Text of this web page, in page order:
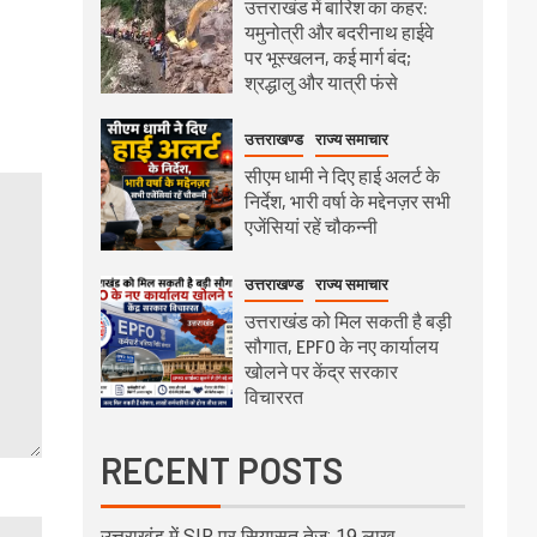
उत्तराखंड में बारिश का कहर:
यमुनोत्री और बदरीनाथ हाईवे
पर भूस्खलन, कई मार्ग बंद;
श्रद्धालु और यात्री फंसे
उत्तराखण्ड राज्य समाचार
सीएम धामी ने दिए हाई अलर्ट के
निर्देश, भारी वर्षा के मद्देनज़र सभी
एजेंसियां रहें चौकन्नी
उत्तराखण्ड राज्य समाचार
उत्तराखंड को मिल सकती है बड़ी
सौगात, EPFO के नए कार्यालय
खोलने पर केंद्र सरकार
विचाररत
RECENT POSTS